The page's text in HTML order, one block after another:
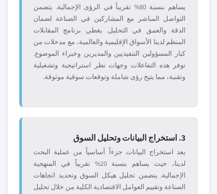
يساهم بنسبة 80% تقريباً في الرؤى الإجمالية. يتضمن
التواصل المباشر مع المشاركين في الصناعة لضمان
الدقة والعمق في التحليل. يغطي برنامج المقابلات
المنظم لدينا الأسواق الإقليمية والعالمية، مع مدخلات من
كبار المسؤولين التنفيذيين والمديرين وخبراء الموضوع.
توفر هذه التفاعلات وجهات نظر استراتيجية وتشغيلية
وتقنية، مما يتيح رؤى شاملة وتوقعات سوقية موثوقة.
3. استخراج البيانات وتحليل السوق
يعد استخراج البيانات جزءاً أساسياً من عملية البحث
لدينا، حيث يساهم بنسبة 20% تقريباً في المنهجية
الإجمالية. يتضمن تحليل هيكل السوق وتحديد اتجاهات
الصناعة وتقييم العوامل الاقتصادية الكلية من خلال تحليل